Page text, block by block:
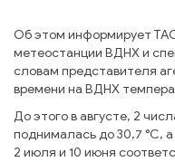
Об этом информирует
метеостанции ВДНХ и
словам представителя
времени на ВДНХ
До этого в августе, 2
поднималась до 30,7 °C,
2 июля и 10 июня